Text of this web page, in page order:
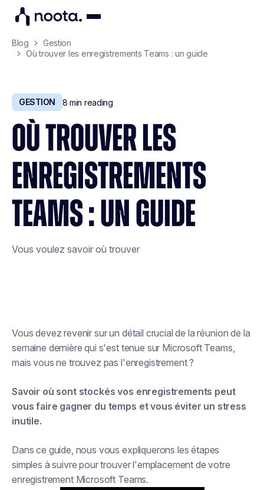
Blog
Gestion
Où trouver les enregistrements Teams : un guide
GESTION 8 min reading
OÙ TROUVER LES
ENREGISTREMENTS
TEAMS : UN GUIDE
Vous voulez savoir où trouver
Vous devez revenir sur un détail crucial de la réunion de la
semaine dernière qui s'est tenue sur Microsoft Teams,
mais vous ne trouvez pas l'enregistrement ?
Savoir où sont stockés vos enregistrements peut
vous faire gagner du temps et vous éviter un stress
inutile.
Dans ce guide, nous vous expliquerons les étapes
simples à suivre pour trouver l'emplacement de votre
enregistrement Microsoft Teams.